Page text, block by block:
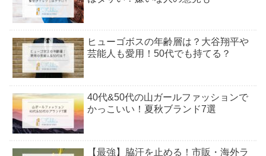
ヒューゴボスの年齢層は？大谷翔平や
芸能人も愛用！50代でも持てる？
40代&50代の山ガールファッションで
かっこいい！夏秋ブランド7選
【最強】脇汗を止める！市販・海外ラ